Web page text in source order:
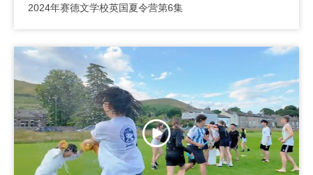
2024年赛德文学校英国夏令营第6集